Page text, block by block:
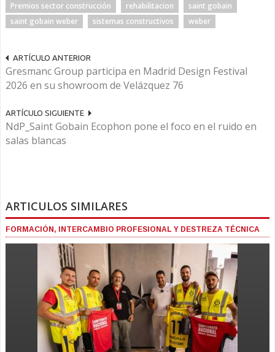
Premios sector construcción
rehabilitacion
saint gobain
saint gobain weber
sistemas constructivos weber
ARTÍCULO ANTERIOR
Gresmanc Group participa en Madrid Design Festival
2026 en su showroom de Velázquez 76
ARTÍCULO SIGUIENTE
NdP_Saint Gobain Ecophon pone el foco en el ruido en
salas blancas
ARTICULOS SIMILARES
FORMACIÓN, INTERCAMBIO PROFESIONAL Y DESTREZA TÉCNICA